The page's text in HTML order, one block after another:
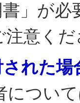
」が必
注意く
れた場
につい